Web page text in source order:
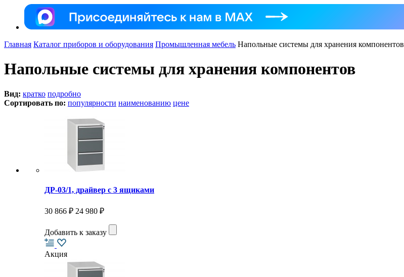
Главная Каталог приборов и оборудования Промышленная мебель Напольные системы для хранения компонентов
Напольные системы для хранения компонентов
Вид: кратко подробно
Сортировать по: популярности наименованию цене
ДР-03/1, драйвер с 3 ящиками
30 866 ₽ 24 980 ₽
Добавить к заказу
Акция